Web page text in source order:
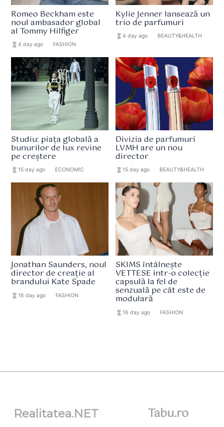
Romeo Beckham este
noul ambasador global
al Tommy Hilfiger
hourglass_full4 day ago FASHION
Kylie Jenner lansează un
trio de parfumuri
hourglass_full 4 day ago BEAUTY&HEALTH
Studiu: piața globală a
bunurilor de lux revine
pe creștere
hourglass_full15 day ago ECONOMIC
Divizia de parfumuri
LVMH are un nou
director
hourglass_full 15 day ago BEAUTY&HEALTH
Jonathan Saunders, noul
director de creație al
brandului Kate Spade
hourglass_full16 day ago FASHION
SKIMS întâlnește
VETTESE într-o colecție
capsulă la fel de
senzuală pe cât este de
modulară
hourglass_full 16 day ago FASHION
Realitatea.NET Tabu.ro